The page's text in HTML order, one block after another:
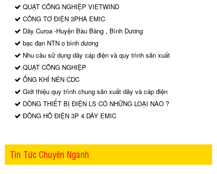
QUẠT CÔNG NGHIỆP VIETWIND
CÔNG TƠ ĐIỆN 3PHA EMIC
Dây Curoa -Huyện Bàu Bàng , Bình Dương
bạc đạn NTN o bình dương
Nhu cầu sử dụng dây cáp điện và quy trình sản xuất
QUẠT CÔNG NGHIỆP
ỐNG KHÍ NÉN CDC
Giới thiệu quy trình chung sản xuất dây và cáp điện
DÒNG THIẾT BỊ ĐIỆN LS CÓ NHỮNG LOẠI NÀO ?
ĐÔNG HỒ ĐIỆN 3P 4 DÂY EMIC
Tin Tức Chuyên Ngành